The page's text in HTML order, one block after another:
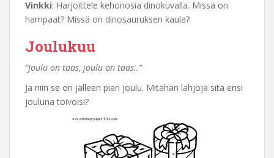
Vinkki: Harjoittele kehonosia dinokuvalla. Missä on
hampaat? Missä on dinosauruksen kaula?
Joulukuu
”Joulu on taas, joulu on taas..”
Ja niin se on jälleen pian joulu. Mitähän lahjoja sitä ensi
jouluna toivoisi?